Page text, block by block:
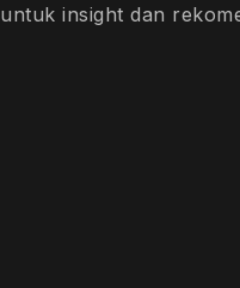
untuk insight dan